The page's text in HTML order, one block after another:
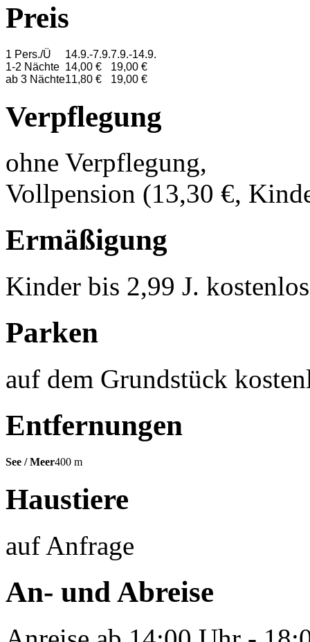
Preis
1 Pers./Ü 14.9.-7.9.7.9.-14.9.
1-2 Nächte 14,00 €
19,00 €
ab 3 Nächte11,80 € 19,00 €
Verpflegung
ohne Verpflegung,
Vollpension (13,30 €,
Ermäßigung
Kinder bis 2,99 J.
Parken
auf dem Grundstück
Entfernungen
See / Meer400 m
Haustiere
auf Anfrage
An- und Abreise